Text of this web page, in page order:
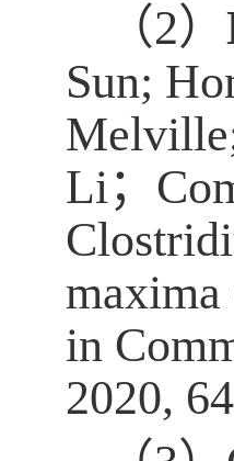
（2）
Sun;
Melville
Li；
maxima
in
2020,